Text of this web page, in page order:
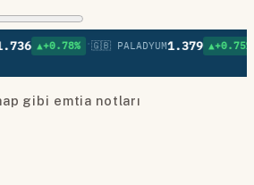
• 🇬🇧 PALADYUM1.379 ▲+0.75% • 🇬🇧
gibi emtia notları